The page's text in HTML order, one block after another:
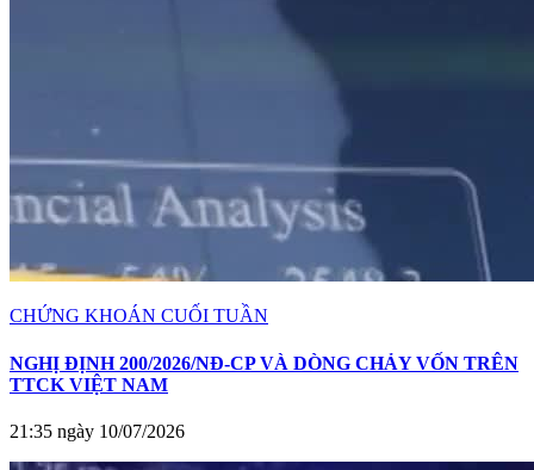
CHỨNG KHOÁN CUỐI TUẦN
NGHỊ ĐỊNH 200/2026/NĐ-CP VÀ DÒNG CHẢY VỐN TRÊN
TTCK VIỆT NAM
21:35 ngày 10/07/2026